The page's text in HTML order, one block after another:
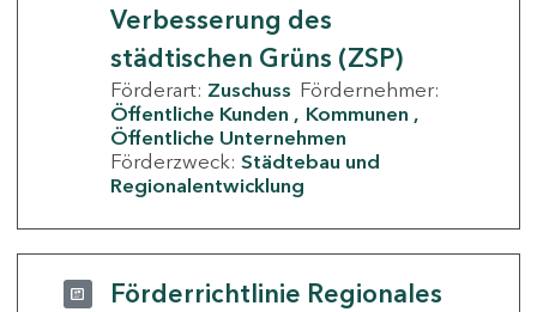
Verbesserung des
städtischen Grüns (ZSP)
Förderart: Zuschuss Fördernehmer:
Öffentliche Kunden
Kommunen
Öffentliche Unternehmen
Förderzweck: Städtebau und
Regionalentwicklung
Förderrichtlinie Regionales